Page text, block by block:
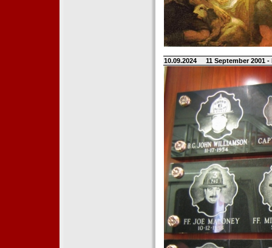
10.09.2024 11 September 2001